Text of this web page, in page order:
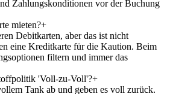
Zahlungskonditionen vor der Buchung
mieten?+
Debitkarten, aber das ist nicht
eine Kreditkarte für die Kaution. Beim
filtern und immer das
'Voll-zu-Voll'?+
Tank ab und geben es voll zurück.